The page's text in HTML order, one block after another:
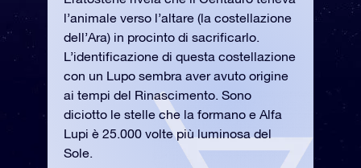
l’animale verso l’altare (la costellazione
dell’Ara) in procinto di sacrificarlo.
L’identificazione di questa costellazione
con un Lupo sembra aver avuto origine
ai tempi del Rinascimento. Sono
diciotto le stelle che la formano e Alfa
Lupi è 25.000 volte più luminosa del
Sole.